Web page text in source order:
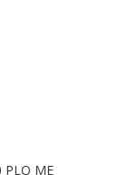
PLO ME